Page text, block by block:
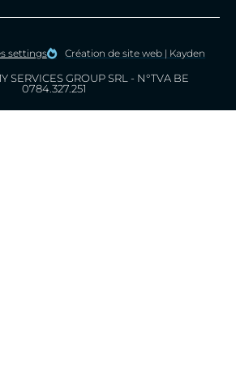
settings Création de site web | Kayden
SERVICES GROUP SRL - N°TVA BE
0784.327.251